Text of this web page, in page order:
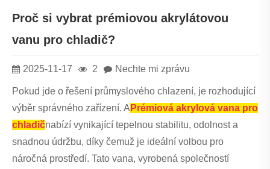
Proč si vybrat prémiovou akrylátovou
vanu pro chladič?
2025-11-17 2 Nechte mi zprávu
Pokud jde o řešení průmyslového chlazení, je rozhodující
výběr správného zařízení. A Prémiová akrylová vana pro
chladičnabízí vynikající tepelnou stabilitu, odolnost a
snadnou údržbu, díky čemuž je ideální volbou pro
náročná prostředí. Tato vana, vyrobená společností